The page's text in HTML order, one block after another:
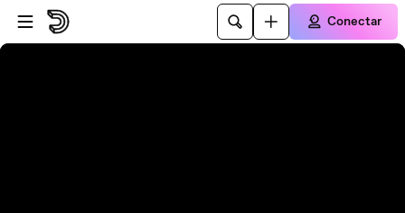
Pular para o player
Ir para o conteúdo principal
Conectar